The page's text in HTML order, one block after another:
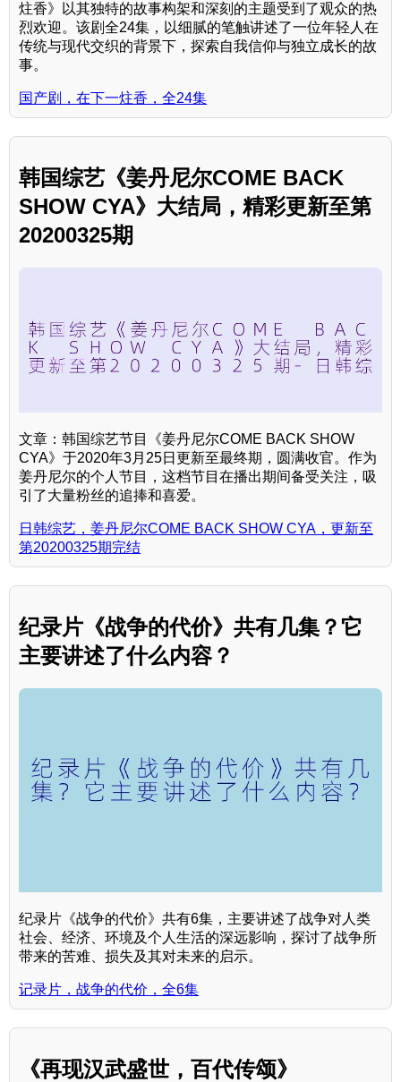
炷香》以其独特的故事构架和深刻的主题受到了观众的热
烈欢迎。该剧全24集，以细腻的笔触讲述了一位年轻人在
传统与现代交织的背景下，探索自我信仰与独立成长的故
事。
国产剧，在下一炷香，全24集
韩国综艺《姜丹尼尔COME BACK
SHOW CYA》大结局，精彩更新至第
20200325期
文章：韩国综艺节目《姜丹尼尔COME BACK SHOW
CYA》于2020年3月25日更新至最终期，圆满收官。作为
姜丹尼尔的个人节目，这档节目在播出期间备受关注，吸
引了大量粉丝的追捧和喜爱。
日韩综艺，姜丹尼尔COME BACK SHOW CYA，更新至
第20200325期完结
纪录片《战争的代价》共有几集？它
主要讲述了什么内容？
纪录片《战争的代价》共有6集，主要讲述了战争对人类
社会、经济、环境及个人生活的深远影响，探讨了战争所
带来的苦难、损失及其对未来的启示。
记录片，战争的代价，全6集
《再现汉武盛世，百代传颂》